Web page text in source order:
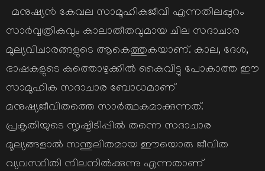
മനുഷ്യന്‍ കേവല സാമൂഹികജീവി എന്നതിലപ്പുറം
സാര്‍വ്വത്രികവും കാലാതീതവുമായ ചില സദാചാര
മൂല്യവിചാരങ്ങളുടെ ആകെത്തുകയാണ്. കാല, ദേശ,
ഭാഷകളുടെ കുത്തൊഴുക്കില്‍ കൈവിട്ടു പോകാത്ത ഈ
സാമൂഹിക സദാചാര ബോധമാണ്
മനുഷ്യജീവിതത്തെ സാര്‍ത്ഥകമാക്കുന്നത്.
പ്രകൃതിയുടെ സൃഷ്ടിടിപ്പില്‍ തന്നെ സദാചാര
മൂല്യങ്ങളാല്‍ സന്തുലിതമായ ഈയൊരു ജീവിത
വ്യവസ്ഥിതി നിലനില്‍ക്കുന്നു എന്നതാണ്